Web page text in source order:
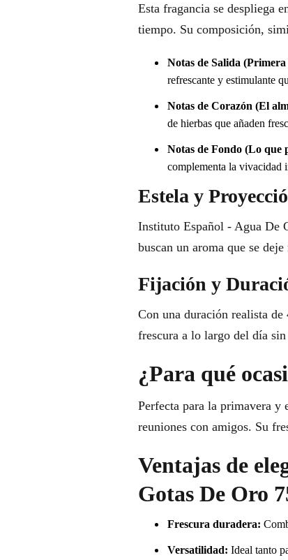
Esta fragancia se despliega
tiempo. Su composición,
Notas de Salida
refrescante y estimulante
Notas de Corazón (El
de hierbas que añaden
Notas de Fondo (Lo que
complementa la vivacidad
Estela y
Instituto Español - Agua De
buscan un aroma que se
Fijación y
Con una duración realista
frescura a lo largo del día sin
¿Para qué
Perfecta para la primavera y
reuniones con amigos. Su
Ventajas de
Gotas De Oro
Frescura duradera:
Versatilidad: Ideal tanto